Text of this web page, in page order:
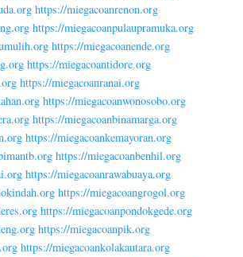
https://miegacoanrenon.org
https://miegacoanpulaupramuka.org
https://miegacoanende.org
https://miegacoantidore.org
https://miegacoanranai.org
https://miegacoanwonosobo.org
https://miegacoanbinamarga.org
https://miegacoankemayoran.org
https://miegacoanbenhil.org
https://miegacoanrawabuaya.org
https://miegacoangrogol.org
https://miegacoanpondokgede.org
https://miegacoanpik.org
https://miegacoankolakautara.org